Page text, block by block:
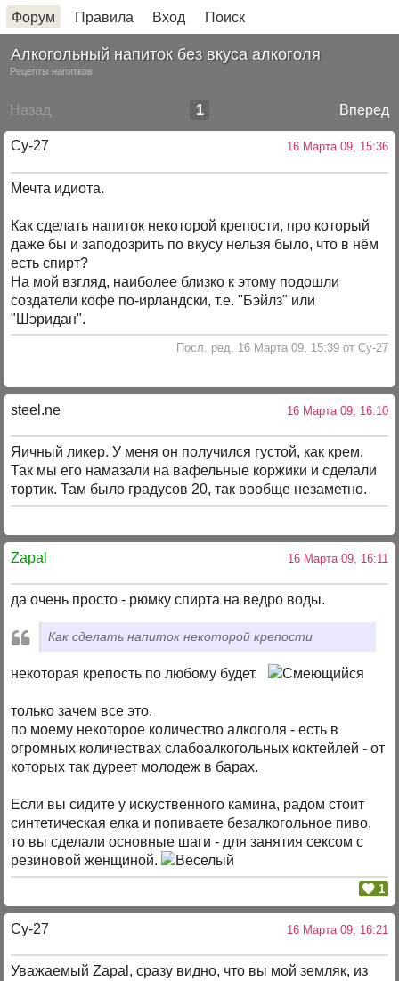
Форум Правила Вход Поиск
Алкогольный напиток без вкуса алкоголя
Рецепты напитков
Назад Вперед
1
Су-27 16 Марта 09, 15:36
Мечта идиота.
Как сделать напиток некоторой крепости, про который
даже бы и заподозрить по вкусу нельзя было, что в нём
есть спирт?
На мой взгляд, наиболее близко к этому подошли
создатели кофе по-ирландски, т.е. "Бэйлз" или
"Шэридан".
Посл. ред. 16 Марта 09, 15:39 от Су-27
steel.ne 16 Марта 09, 16:10
Яичный ликер. У меня он получился густой, как крем.
Так мы его намазали на вафельные коржики и сделали
тортик. Там было градусов 20, так вообще незаметно.
Zapal 16 Марта 09, 16:11
да очень просто - рюмку спирта на ведро воды.
Как сделать напиток некоторой крепости
некоторая крепость по любому будет.
только зачем все это.
по моему некоторое количество алкоголя - есть в
огромных количествах слабоалкогольных коктейлей - от
которых так дуреет молодеж в барах.
Если вы сидите у искуственного камина, радом стоит
синтетическая елка и попиваете безалкогольное пиво,
то вы сделали основные шаги - для занятия сексом с
резиновой женщиной.
1
Су-27 16 Марта 09, 16:21
Уважаемый Zapal, сразу видно, что вы мой земляк, из